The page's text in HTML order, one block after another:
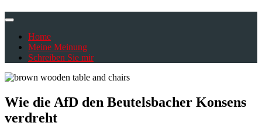
Home
Meine Meinung
Schreiben Sie mir
Wie die AfD den Beutelsbacher Konsens
verdreht